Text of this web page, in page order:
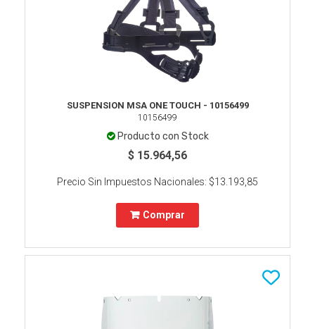
SUSPENSION MSA ONE TOUCH - 10156499
10156499
Producto con Stock
$ 15.964,56
Precio Sin Impuestos Nacionales: $13.193,85
Comprar